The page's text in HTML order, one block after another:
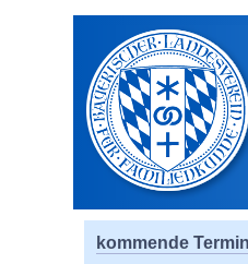
kommende